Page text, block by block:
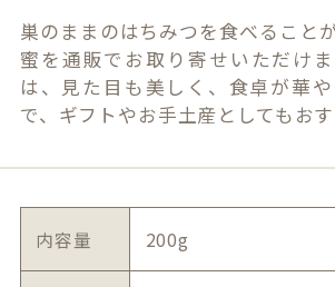
巣のままのはちみつを食べること
蜜を通販でお取り寄せいただけ
は、見た目も美しく、食卓が華
で、ギフトやお手土産としてもおす
内容量 200g